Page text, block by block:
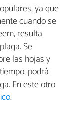
ya que
cuando se
resulta
Se
las hojas y
podrá
En este otro
.